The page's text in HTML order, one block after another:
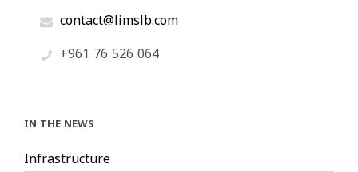
contact@limslb.com
+961 76 526 064
IN THE NEWS
Infrastructure